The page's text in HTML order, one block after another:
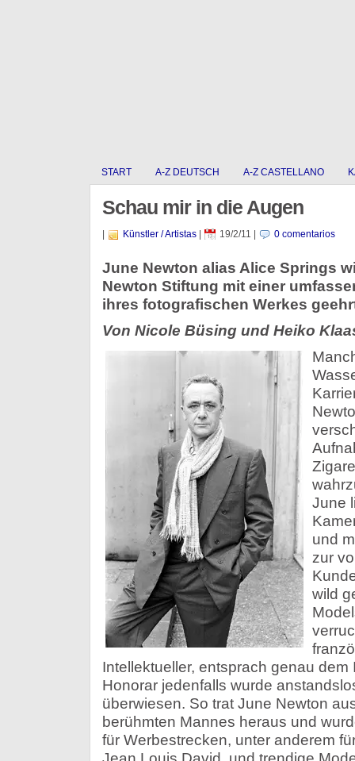
START A-Z DEUTSCH A-Z CASTELLANO
Schau mir in die Augen
Künstler / Artistas| 19/2/11 0 comentarios
June Newton alias Alice Springs
Newton Stiftung mit einer
ihres fotografischen Werkes
Von Nicole Büsing und Heiko
June
und
zur
wild
Intellektueller, entsprach genau
Honorar jedenfalls wurde
überwiesen. So trat June Newton
berühmten Mannes heraus und
für Werbestrecken, unter anderem